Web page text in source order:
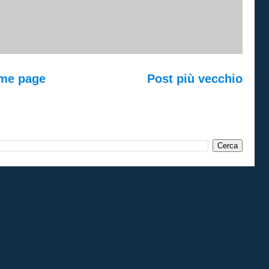
Post più vecchio
page